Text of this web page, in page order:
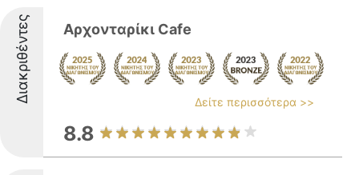
Διακριθέντες Αρχονταρίκι Cafe
Δείτε περισσότερα >>
8.8